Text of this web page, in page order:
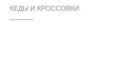
КЕДЫ И КРОССОВКИ